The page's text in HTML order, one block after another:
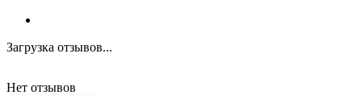
Загрузка отзывов...
Нет отзывов